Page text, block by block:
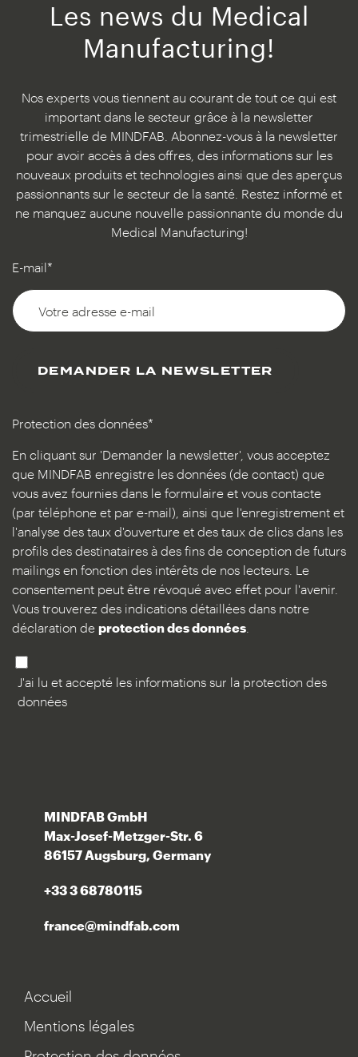
Les news du Medical
Manufacturing!
Nos experts vous tiennent au courant de tout ce qui est
important dans le secteur grâce à la newsletter
trimestrielle de MINDFAB. Abonnez-vous à la newsletter
pour avoir accès à des offres, des informations sur les
nouveaux produits et technologies ainsi que des aperçus
passionnants sur le secteur de la santé. Restez informé et
ne manquez aucune nouvelle passionnante du monde du
Medical Manufacturing!
E-mail*
DEMANDER LA NEWSLETTER
Protection des données*
En cliquant sur 'Demander la newsletter', vous acceptez
que MINDFAB enregistre les données (de contact) que
vous avez fournies dans le formulaire et vous contacte
(par téléphone et par e-mail), ainsi que l'enregistrement et
l'analyse des taux d'ouverture et des taux de clics dans les
profils des destinataires à des fins de conception de futurs
mailings en fonction des intérêts de nos lecteurs. Le
consentement peut être révoqué avec effet pour l'avenir.
Vous trouverez des indications détaillées dans notre
déclaration de protection des données
J'ai lu et accepté les informations sur la protection des
données
MINDFAB GmbH
Max-Josef-Metzger-Str. 6
86157 Augsburg, Germany
+33 3 68780115
france@mindfab.com
Accueil
Mentions légales